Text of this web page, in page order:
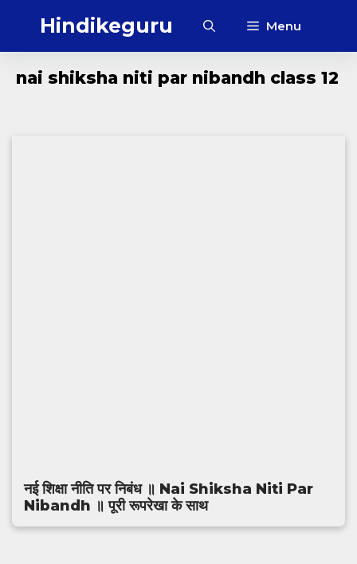
Hindikeguru Menu
nai shiksha niti par nibandh class 12
नई शिक्षा नीति पर निबंध ॥ Nai Shiksha Niti Par
Nibandh ॥ पूरी रूपरेखा के साथ